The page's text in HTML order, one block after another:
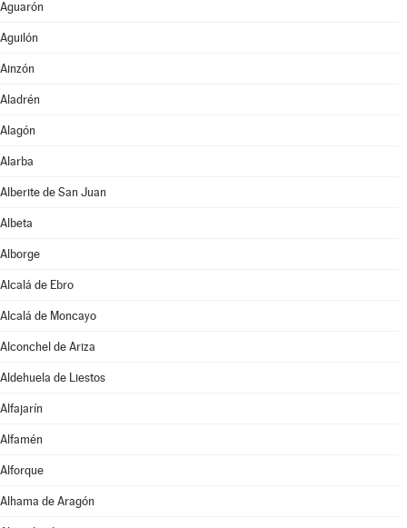
Aguarón
Aguilón
Ainzón
Aladrén
Alagón
Alarba
Alberite de San Juan
Albeta
Alborge
Alcalá de Ebro
Alcalá de Moncayo
Alconchel de Ariza
Aldehuela de Liestos
Alfajarín
Alfamén
Alforque
Alhama de Aragón